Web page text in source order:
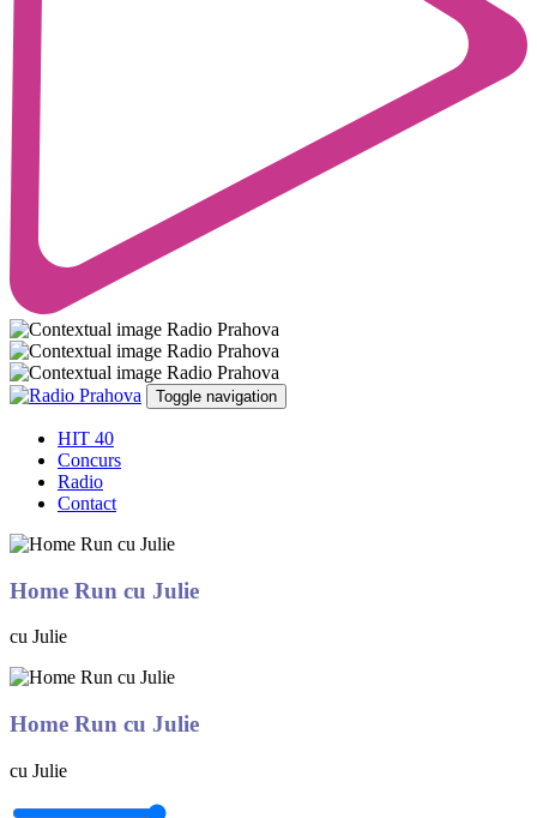
Toggle navigation
HIT 40
Concurs
Radio
Contact
Home Run cu Julie
cu Julie
Home Run cu Julie
cu Julie